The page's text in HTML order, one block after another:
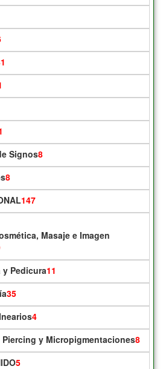
Signos8
8
147
Masaje e Imagen
y Pedicura11
35
4
Piercing y Micropigmentaciones8
5